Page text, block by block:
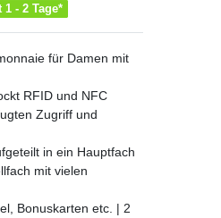
1 - 2 Tage*
für Damen mit
RFID und NFC
Zugriff und
in ein Hauptfach
mit vielen
Bonuskarten etc. | 2